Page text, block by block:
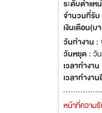
ระดับตำแห
จำนวนที่รับ
เงินเดือน(บ
วันทำงาน :
วันหยุด :วั
เวลาทำงาน
เวลาทำงา
หน้าที่ความ